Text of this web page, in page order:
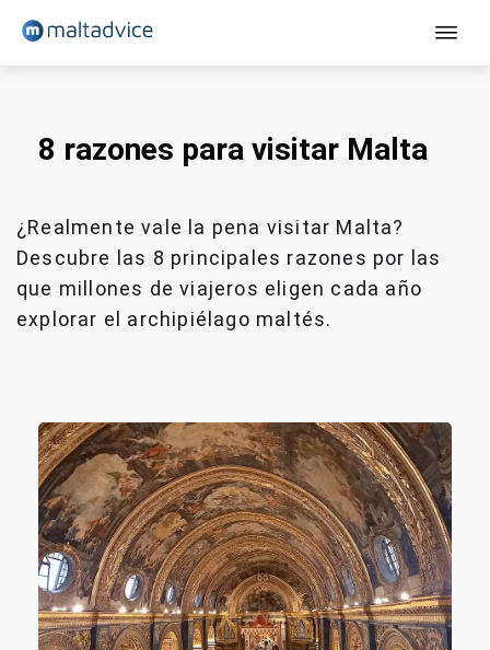
Adolescentes
Adultos - Sliema
Adultos - St Julian's
Español
8 razones para visitar Malta
¿Realmente vale la pena visitar Malta?
Descubre las 8 principales razones por las
que millones de viajeros eligen cada año
explorar el archipiélago maltés.